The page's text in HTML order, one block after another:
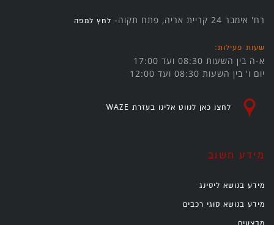
רח' אימבר 24 קריית אריה, פתח תקוה- לחץ למפה
שעות פעילות:
א-ה בין השעות 08:30 ועד 17:00
יום ו' בין השעות 08:30 ועד 12:00
לחצו כאן לנווט אלינו בעזרת WAZE
מידע חשוב
מידע בנושא ליסינג
מידע בנושא סוגי רכבים